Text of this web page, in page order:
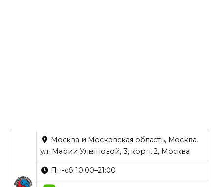
Москва и Московская область, Москва,
ул. Марии Ульяновой, 3, корп. 2, Москва
Пн-сб 10:00–21:00